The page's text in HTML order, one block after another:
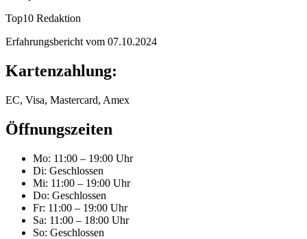
Top10 Redaktion
Erfahrungsbericht vom 07.10.2024
Kartenzahlung:
EC, Visa, Mastercard, Amex
Öffnungszeiten
Mo: 11:00 – 19:00 Uhr
Di: Geschlossen
Mi: 11:00 – 19:00 Uhr
Do: Geschlossen
Fr: 11:00 – 19:00 Uhr
Sa: 11:00 – 18:00 Uhr
So: Geschlossen